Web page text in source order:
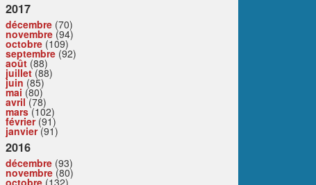
2017
décembre (70)
novembre (94)
octobre (109)
septembre (92)
août (88)
juillet(88)
juin (85)
mai (80)
avril(78)
mars(102)
février(91)
janvier(91)
2016
décembre (93)
novembre (80)
octobre (132)